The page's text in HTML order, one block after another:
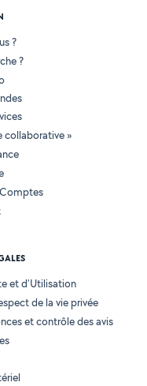
?
?
collaborative »
et d'Utilisation
de la vie privée
et contrôle des avis